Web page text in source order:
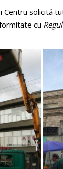
solicită
cu